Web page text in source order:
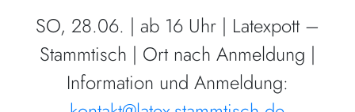
SO, 28.06. | ab 16 Uhr | Latexpott –
Stammtisch | Ort nach Anmeldung |
Information und Anmeldung: